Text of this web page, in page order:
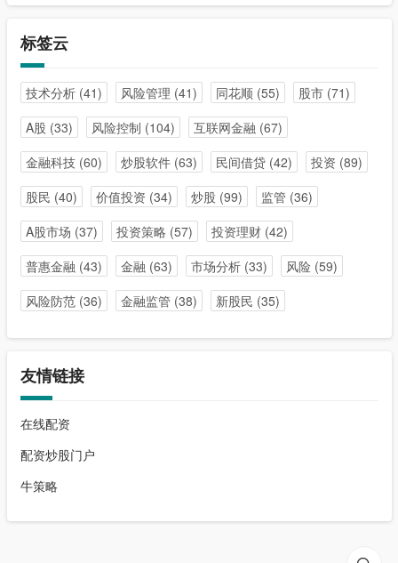
标签云
技术分析(41) 风险管理 (41) 同花顺(55) 股市(71)
A股 (33) 风险控制 (104) 互联网金融 (67)
金融科技(60) 炒股软件(63) 民间借贷(42) 投资 (89)
股民 (40) 价值投资 (34) 炒股 (99) 监管 (36)
A股市场 (37) 投资策略 (57) 投资理财(42)
普惠金融 (43) 金融 (63) 市场分析(33) 风险(59)
风险防范(36) 金融监管 (38) 新股民 (35)
友情链接
在线配资
配资炒股门户
牛策略